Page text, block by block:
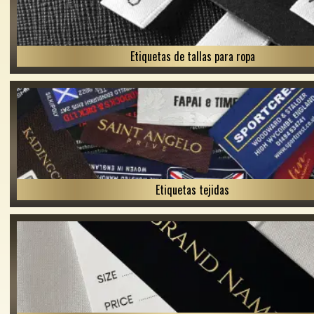
Etiquetas de tallas para ropa
Etiquetas tejidas